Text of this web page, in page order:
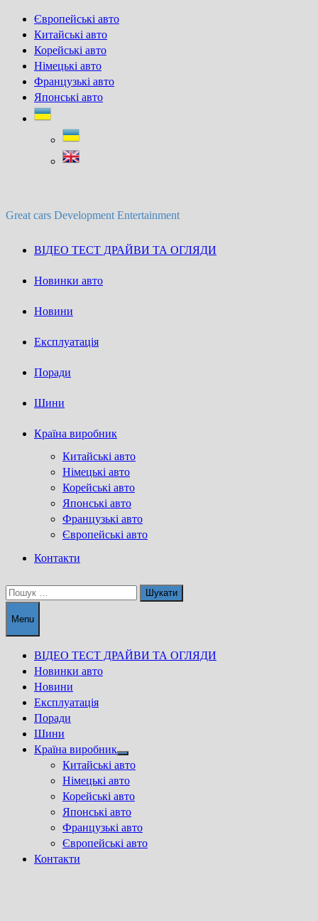
Skip
content
Європейські авто
Китайські авто
Корейські авто
Німецькі авто
Французькі авто
Японські авто
Great cars Development Entertainment
ВІДЕО ТЕСТ ДРАЙВИ ТА ОГЛЯДИ
Новинки авто
Новини
Експлуатація
Поради
Шини
Країна виробник
Китайські авто
Німецькі авто
Корейські авто
Японські авто
Французькі авто
Європейські авто
Контакти
Пошук:
Menu
ВІДЕО ТЕСТ ДРАЙВИ ТА ОГЛЯДИ
Новинки авто
Новини
Експлуатація
Поради
Шини
Країна виробник
Show
sub
menu
Китайські авто
Німецькі авто
Корейські авто
Японські авто
Французькі авто
Європейські авто
Контакти